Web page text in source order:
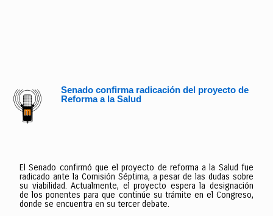
Senado confirma radicación del proyecto de
Reforma a la Salud
El Senado confirmó que el proyecto de reforma a la Salud fue
radicado ante la Comisión Séptima, a pesar de las dudas sobre
su viabilidad. Actualmente, el proyecto espera la designación
de los ponentes para que continúe su trámite en el Congreso,
donde se encuentra en su tercer debate.